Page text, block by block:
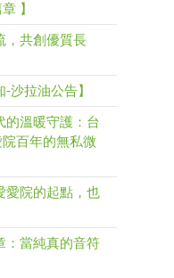
】
，共創優質長
沙拉油公告】
的溫暖守護：台
百年的無私微
愛院的起點，也
：當純真的音符